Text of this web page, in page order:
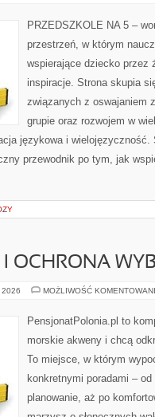
PRZEDSZKOLE NA 5 –
przestrzeń, w którym
wspierające dziecko przez
inspiracje. Strona skupia
związanych z oswajaniem
grupie oraz rozwojem w
językowa i
przewodnik po tym, jak
OCHRONA
2026 MOŻLIWOŚĆ
PensjonatPolonia.pl to
morskie akweny i chcą
To miejsce, w którym
konkretnymi poradami –
planowanie, aż po